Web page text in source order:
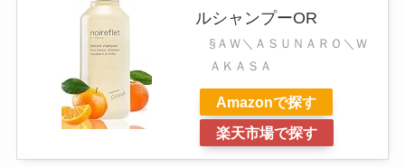
ルシャンプーOR
§ＡＷ＼ＡＳＵＮＡＲＯ＼Ｗ
ＡＫＡＳＡ
Amazonで探す
楽天市場で探す